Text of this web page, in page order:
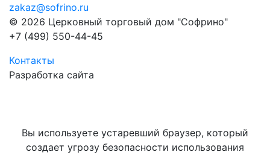
zakaz@sofrino.ru
© 2026 Церковный торговый дом "Софрино"
+7 (499) 550-44-45
Контакты
Разработка сайта
Вы используете устаревший браузер, который
создает угрозу безопасности использования